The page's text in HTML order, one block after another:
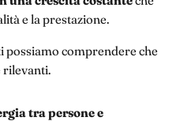
e la prestazione.
comprendere che
rilevanti.
tra persone e